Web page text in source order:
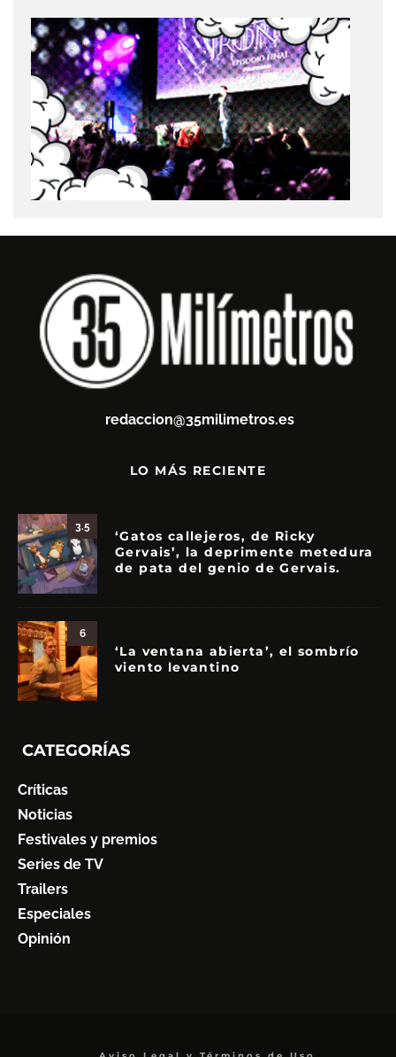
redaccion@35milimetros.es
LO MÁS RECIENTE
3.5
‘Gatos callejeros, de Ricky
Gervais’, la deprimente metedura
de pata del genio de Gervais.
6
‘La ventana abierta’, el sombrío
viento levantino
CATEGORÍAS
Críticas
Noticias
Festivales y premios
Series de TV
Trailers
Especiales
Opinión